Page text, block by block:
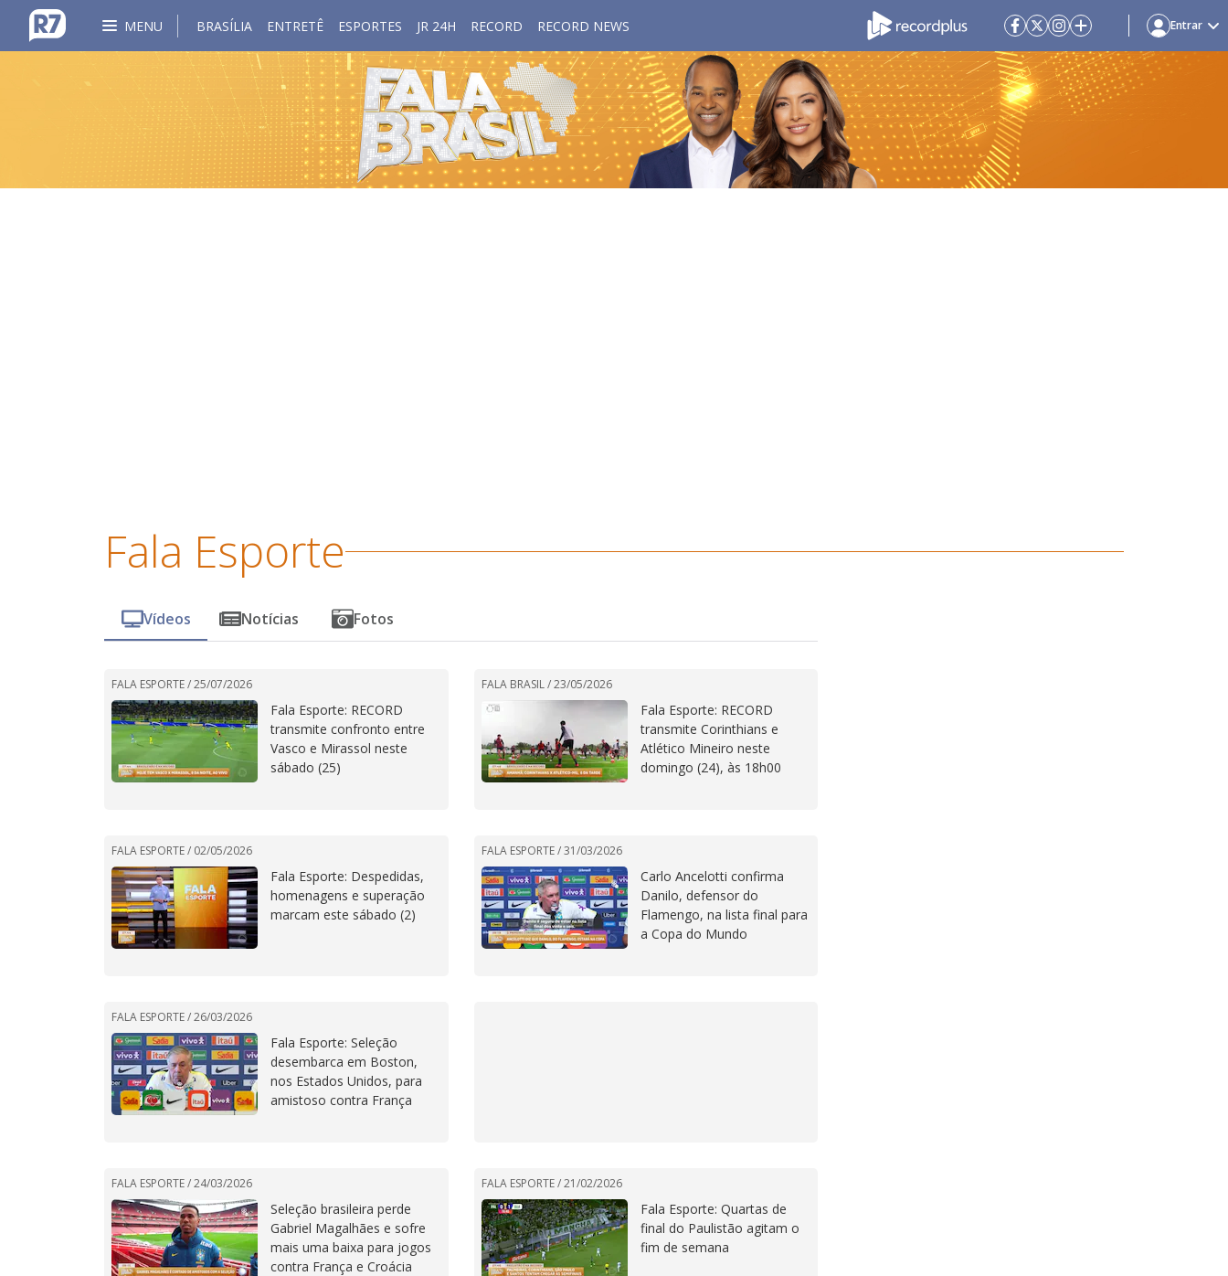
MENU BRASÍLIA ENTRETÊ ESPORTES JR 24H RECORD RECORD NEWS Entrar
Fala Esporte
Vídeos Notícias Fotos
FALA ESPORTE /25/07/2026
Fala Esporte: RECORD
transmite confronto entre
Vasco e Mirassol neste
sábado (25)
FALA BRASIL /23/05/2026
Fala Esporte: RECORD
transmite Corinthians e
Atlético Mineiro neste
domingo (24), às 18h00
FALA ESPORTE / 02/05/2026
Fala Esporte: Despedidas,
homenagens e superação
marcam este sábado (2)
FALA ESPORTE /31/03/2026
Carlo Ancelotti confirma
Danilo, defensor do
Flamengo, na lista final para
a Copa do Mundo
FALA ESPORTE /26/03/2026
Fala Esporte: Seleção
desembarca em Boston,
nos Estados Unidos, para
amistoso contra França
FALA ESPORTE /24/03/2026
Seleção brasileira perde
Gabriel Magalhães e sofre
mais uma baixa para jogos
contra França e Croácia
FALA ESPORTE /21/02/2026
Fala Esporte: Quartas de
final do Paulistão agitam o
fim de semana